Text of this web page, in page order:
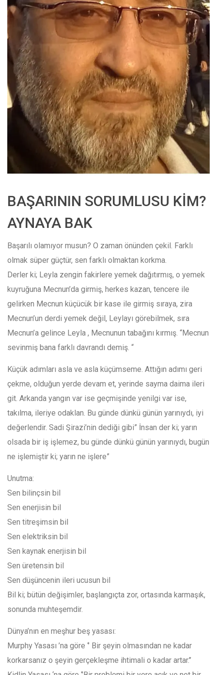
BAŞARININ SORUMLUSU KİM?
AYNAYA BAK
Başarılı olamıyor musun? O zaman önünden çekil. Farklı
olmak süper güçtür, sen farklı olmaktan korkma.
Derler ki; Leyla zengin fakirlere yemek dağıtırmış, o yemek
kuyruğuna Mecnun’da girmiş, herkes kazan, tencere ile
gelirken Mecnun küçücük bir kase ile girmiş sıraya, zira
Mecnun’un derdi yemek değil, Leylayı görebilmek, sıra
Mecnun’a gelince Leyla , Mecnunun tabağını kırmış. “Mecnun
sevinmiş bana farklı davrandı demiş. “
Küçük adımları asla ve asla küçümseme. Attığın adımı geri
çekme, olduğun yerde devam et, yerinde sayma daima ileri
git. Arkanda yangın var ise geçmişinde yenilgi var ise,
takılma, ileriye odaklan. Bu günde dünkü günün yarınıydı, iyi
değerlendir. Sadi Şirazi’nin dediği gibi” İnsan der ki; yarın
olsada bir iş işlemez, bu günde dünkü günün yarınıydı, bugün
ne işlemiştir ki; yarın ne işlere”
Unutma:
Sen bilinçsin bil
Sen enerjisin bil
Sen titreşimsin bil
Sen elektriksin bil
Sen kaynak enerjisin bil
Sen üretensin bil
Sen düşüncenin ileri ucusun bil
Bil ki; bütün değişimler, başlangıçta zor, ortasında karmaşık,
sonunda muhteşemdir.
Dünya’nın en meşhur beş yasası:
Murphy Yasası ’na göre ‘’ Bir şeyin olmasından ne kadar
korkarsanız o şeyin gerçekleşme ihtimali o kadar artar.’’